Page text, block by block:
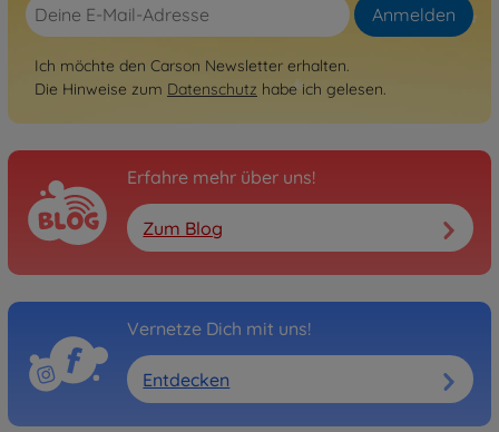
Anmelden
Ich möchte den Carson Newsletter erhalten.
Die Hinweise zum Datenschutz habe ich gelesen.
Erfahre mehr über uns!
Zum Blog
Vernetze Dich mit uns!
Entdecken